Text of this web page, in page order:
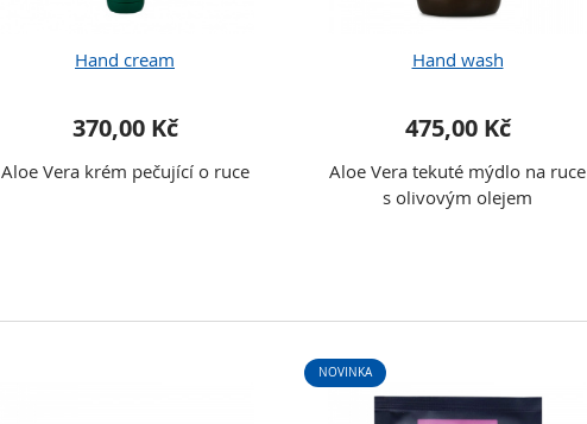
Hand cream
370,00 Kč
Aloe Vera krém pečující o ruce
Hand wash
475,00 Kč
Aloe Vera tekuté mýdlo na ruce
s olivovým olejem
NOVINKA